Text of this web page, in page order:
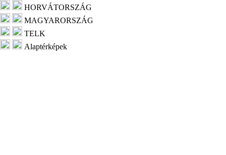
HORVÁTORSZÁG
MAGYARORSZÁG
TELK
Alaptérképek